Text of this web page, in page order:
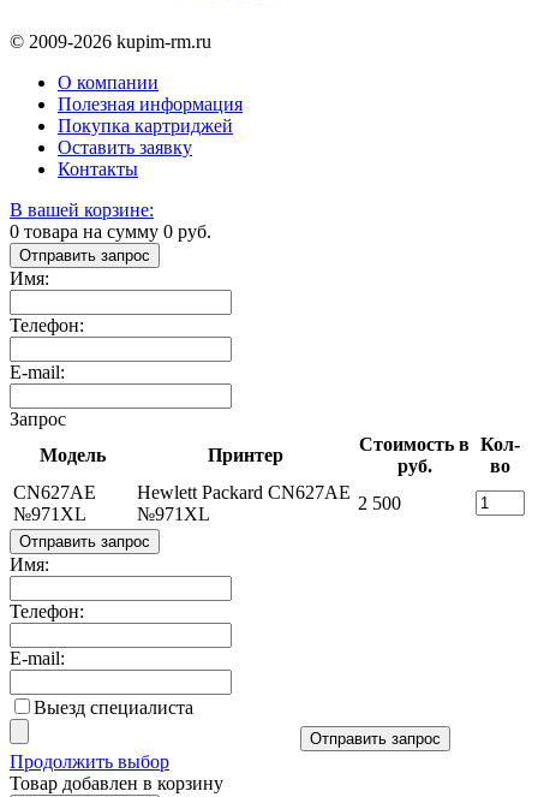
© 2009-2026 kupim-rm.ru
О компании
Полезная информация
Покупка картриджей
Оставить заявку
Контакты
В вашей корзине:
0 товара на сумму 0 руб.
Отправить запрос
Имя:
Телефон:
E-mail:
Запрос
Модель
Принтер
Стоимость в
руб.
Кол-
во
CN627AE
№971XL
Hewlett Packard CN627AE
№971XL
2 500
Отправить запрос
Имя:
Телефон:
E-mail:
Выезд специалиста
Отправить запрос
Продолжить выбор
Товар добавлен в корзину